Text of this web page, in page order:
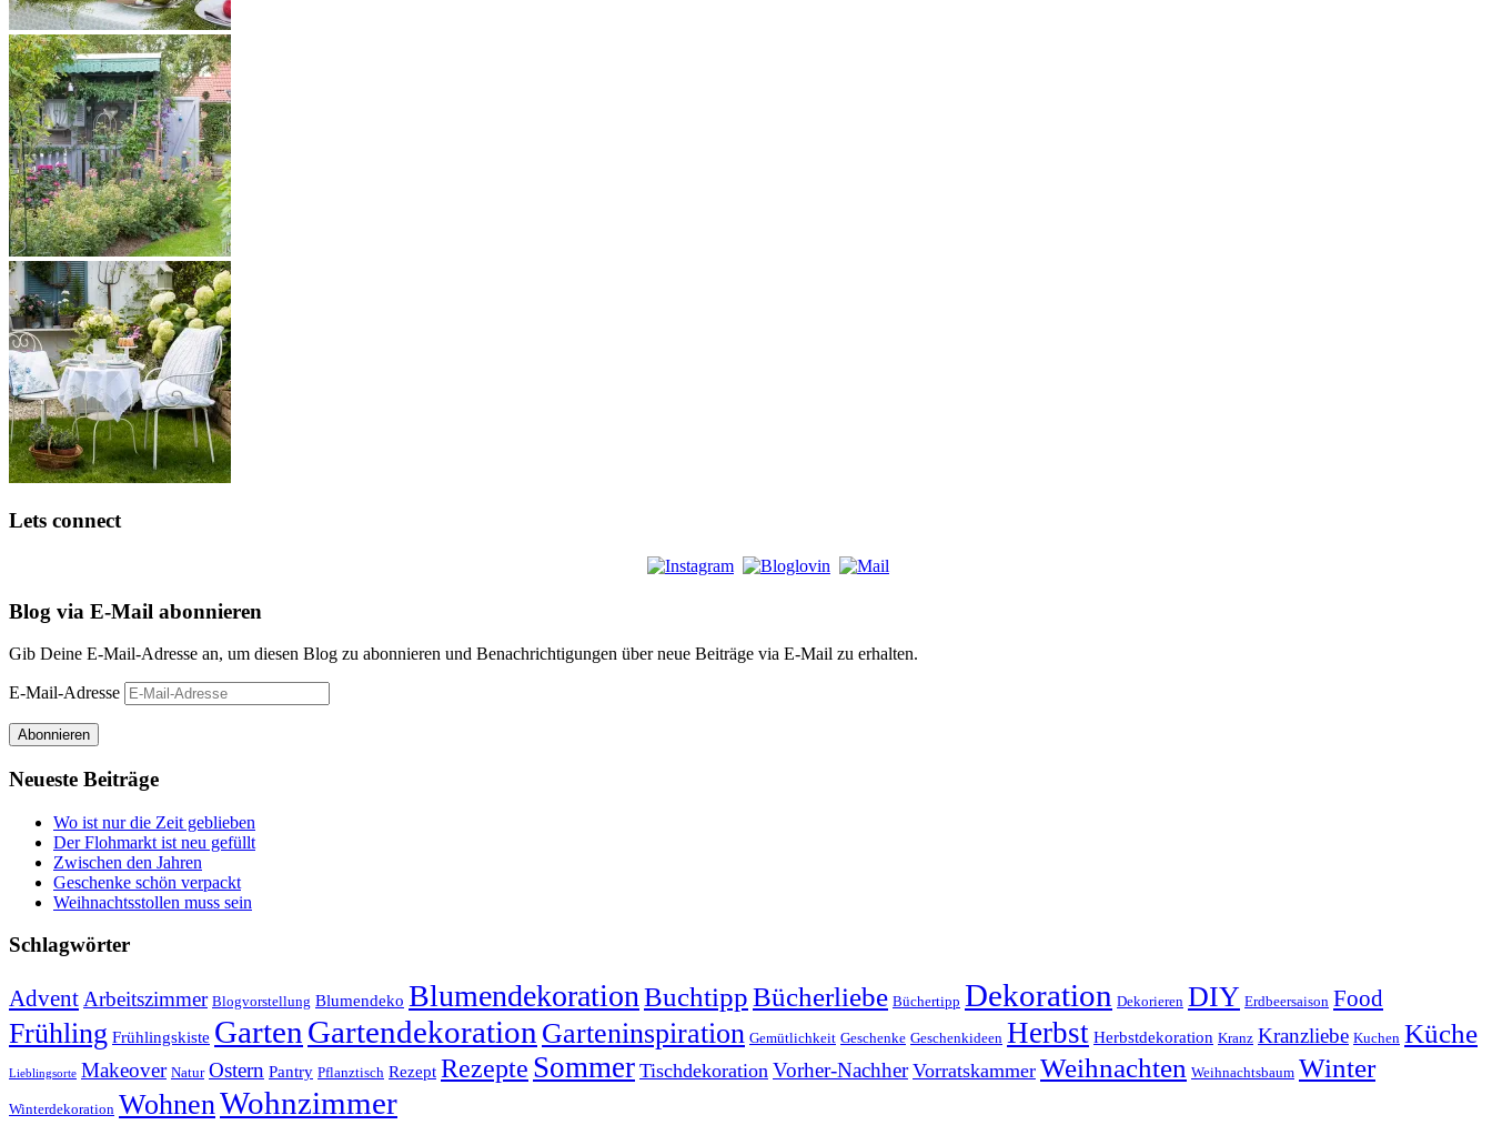
Lets connect
Blog via E-Mail abonnieren
Gib Deine E-Mail-Adresse an, um diesen Blog zu abonnieren und Benachrichtigungen über neue Beiträge via E-Mail zu erhalten.
E-Mail-Adresse
Abonnieren
Neueste Beiträge
Wo ist nur die Zeit geblieben
Der Flohmarkt ist neu gefüllt
Zwischen den Jahren
Geschenke schön verpackt
Weihnachtsstollen muss sein
Schlagwörter
Advent Arbeitszimmer Blogvorstellung Blumendeko Blumendekoration BuchtippBücherliebe Büchertipp Dekoration Dekorieren DIY Erdbeersaison Food
Frühling Frühlingskiste Garten Gartendekoration Garteninspiration Gemütlichkeit Geschenke Geschenkideen Herbst Herbstdekoration Kranz Kranzliebe Kuchen Küche
Lieblingsorte Makeover Natur Ostern Pantry Pflanztisch Rezept Rezepte Sommer Tischdekoration Vorher-Nachher Vorratskammer Weihnachten Weihnachtsbaum Winter
Winterdekoration WohnenWohnzimmer